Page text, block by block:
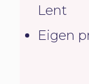
Lent
Eigen